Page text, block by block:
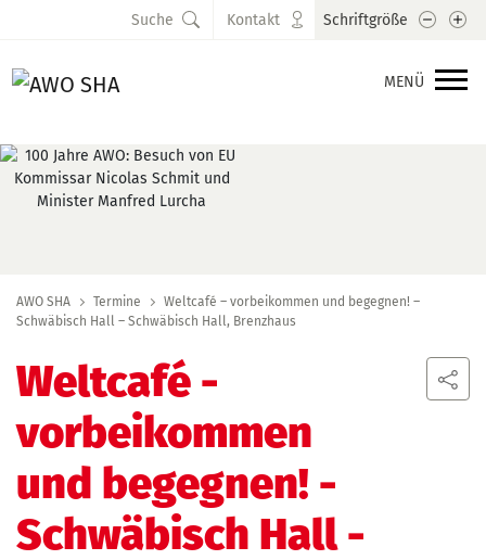
MENÜ
Suche Kontakt Schriftgröße Schrift
AWO SHA Termine
Weltcafé – vorbeikommen und begegnen! –
Schwäbisch Hall – Schwäbisch Hall, Brenzhaus
Weltcafé -
vorbeikommen
und begegnen! -
Schwäbisch Hall-